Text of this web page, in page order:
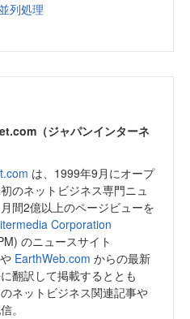
列処理
（ジャパンインターネ
は、1999年9月にオープ
のネットビジネス専門ニュ
間2億以上のページビューを
Corporation
のニュースサイト
や EarthWeb.com からの最新
翻訳して掲載するととも
ネットビジネス関連記事や
。